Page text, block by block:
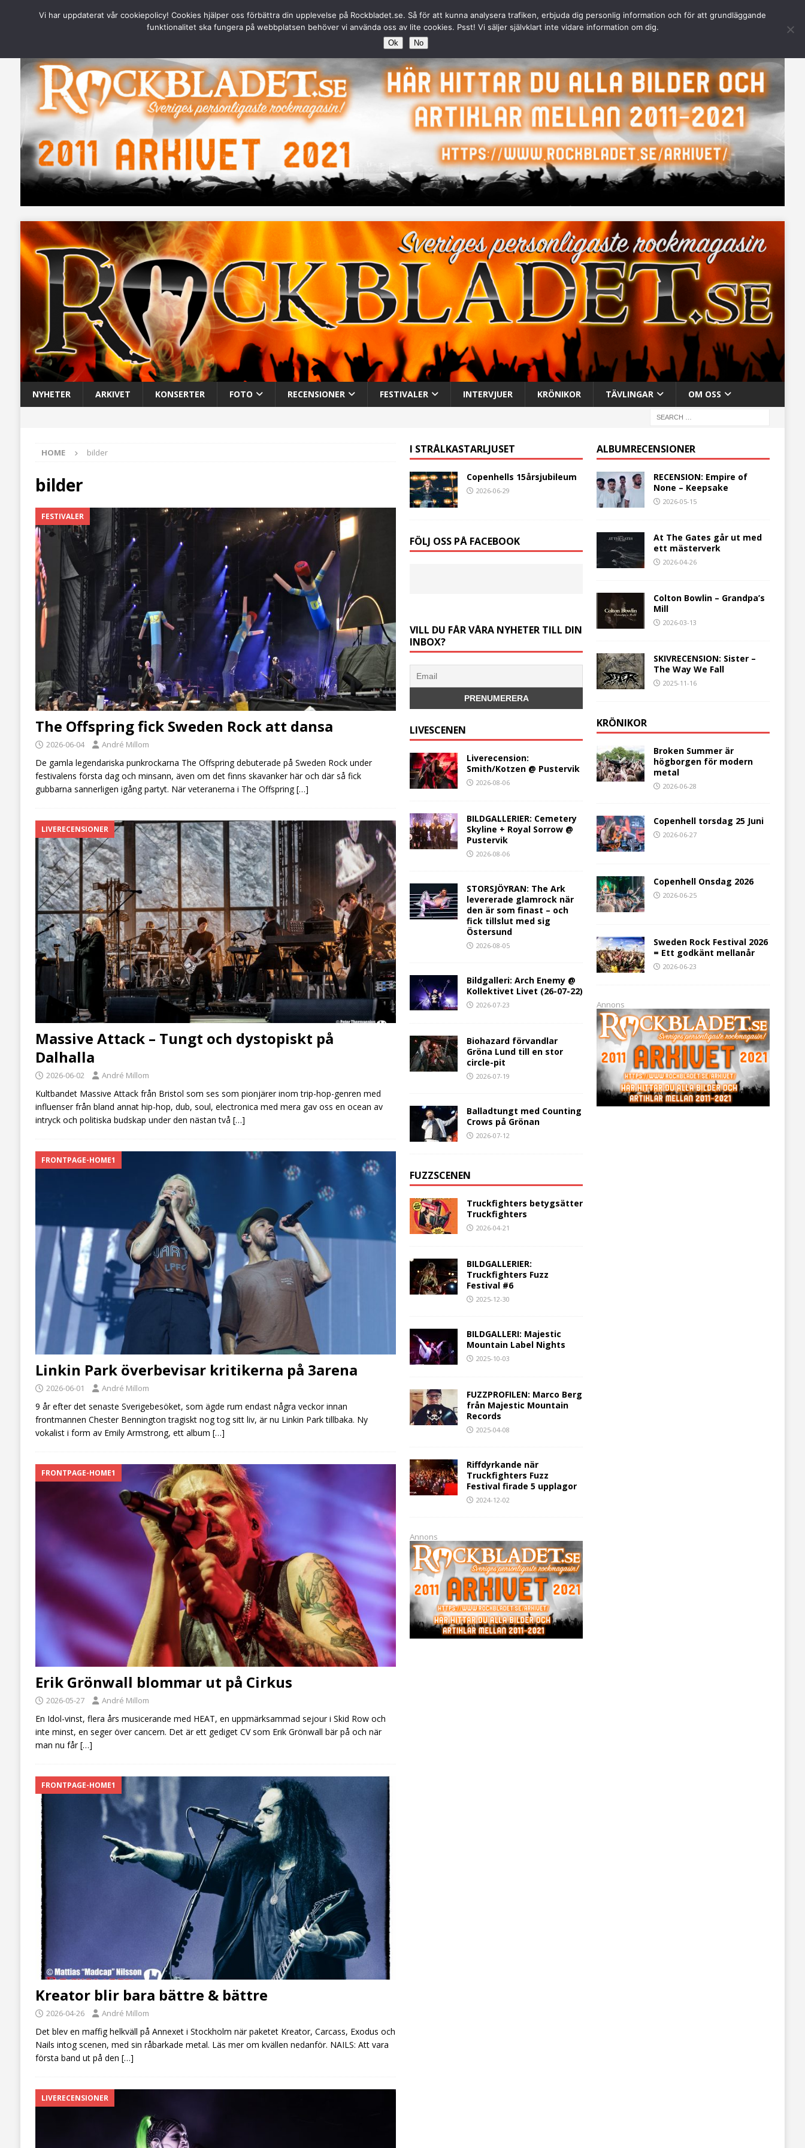
NYHETER ARKIVET KONSERTER FOTO RECENSIONER FESTIVALER INTERVJUER KRÖNIKOR TÄVLINGAR OM OSS
HOME bilder
bilder
FESTIVALER
The Offspring fick Sweden Rock att dansa
2026-06-04 André Millom
De gamla legendariska punkrockarna The Offspring debuterade på Sweden Rock under
festivalens första dag och minsann, även om det finns skavanker här och där så fick
gubbarna sannerligen igång partyt. När veteranerna i The Offspring[…]
LIVERECENSIONER
Massive Attack – Tungt och dystopiskt på
Dalhalla
2026-06-02 André Millom
Kultbandet Massive Attack från Bristol som ses som pionjärer inom trip-hop-genren med
influenser från bland annat hip-hop, dub, soul, electronica med mera gav oss en ocean av
intryck och politiska budskap under den nästan två […]
FRONTPAGE-HOME1
Linkin Park överbevisar kritikerna på 3arena
2026-06-01 André Millom
9 år efter det senaste Sverigebesöket, som ägde rum endast några veckor innan
frontmannen Chester Bennington tragiskt nog tog sitt liv, är nu Linkin Park tillbaka. Ny
vokalist i form av Emily Armstrong, ett album […]
FRONTPAGE-HOME1
Erik Grönwall blommar ut på Cirkus
2026-05-27 André Millom
En Idol-vinst, flera års musicerande med HEAT, en uppmärksammad sejour i Skid Row och
inte minst, en seger över cancern. Det är ett gediget CV som Erik Grönwall bär på och när
man nu får[…]
FRONTPAGE-HOME1
Kreator blir bara bättre & bättre
2026-04-26 André Millom
Det blev en maffig helkväll på Annexet i Stockholm när paketet Kreator, Carcass, Exodus och
Nails intog scenen, med sin råbarkade metal. Läs mer om kvällen nedanför. NAILS: Att vara
första band ut på den […]
LIVERECENSIONER
I STRÅLKASTARLJUSET
Copenhells 15årsjubileum
2026-06-29
FÖLJ OSS PÅ FACEBOOK
VILL DU FÅR VÅRA NYHETER TILL DIN
INBOX?
LIVESCENEN
Liverecension:
Smith/Kotzen @ Pustervik
2026-08-06
BILDGALLERIER: Cemetery
Skyline + Royal Sorrow @
Pustervik
2026-08-06
STORSJÖYRAN: The Ark
levererade glamrock när
den är som finast – och
fick tillslut med sig
Östersund
2026-08-05
Bildgalleri: Arch Enemy @
Kollektivet Livet (26-07-22)
2026-07-23
Biohazard förvandlar
Gröna Lund till en stor
circle-pit
2026-07-19
Balladtungt med Counting
Crows på Grönan
2026-07-12
FUZZSCENEN
Truckfighters betygsätter
Truckfighters
2026-04-21
BILDGALLERIER:
Truckfighters Fuzz
Festival #6
2025-12-30
BILDGALLERI: Majestic
Mountain Label Nights
2025-10-03
FUZZPROFILEN: Marco Berg
från Majestic Mountain
Records
2025-04-08
Riffdyrkande när
Truckfighters Fuzz
Festival firade 5 upplagor
2024-12-02
Annons
ALBUMRECENSIONER
RECENSION: Empire of
None – Keepsake
2026-05-15
At The Gates går ut med
ett mästerverk
2026-04-26
Colton Bowlin – Grandpa’s
Mill
2026-03-13
SKIVRECENSION: Sister –
The Way We Fall
2025-11-16
KRÖNIKOR
Broken Summer är
högborgen för modern
metal
2026-06-28
Copenhell torsdag 25 Juni
2026-06-27
Copenhell Onsdag 2026
2026-06-25
Sweden Rock Festival 2026
= Ett godkänt mellanår
2026-06-23
Annons
Vi har uppdaterat vår cookiepolicy! Cookies hjälper oss förbättra din upplevelse på Rockbladet.se. Så för att kunna analysera trafiken, erbjuda dig personlig information och för att grundläggande
funktionalitet ska fungera på webbplatsen behöver vi använda oss av lite cookies. Psst! Vi säljer självklart inte vidare information om dig.
Ok No